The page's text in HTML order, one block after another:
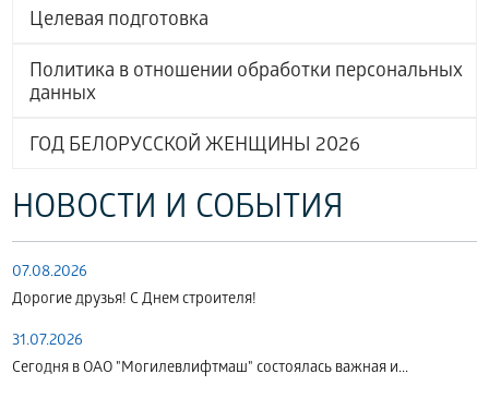
Целевая подготовка
Политика в отношении обработки персональных
данных
ГОД БЕЛОРУССКОЙ ЖЕНЩИНЫ 2026
НОВОСТИ И СОБЫТИЯ
07.08.2026
Дорогие друзья! С Днем строителя!
31.07.2026
Сегодня в ОАО "Могилевлифтмаш" состоялась важная и...